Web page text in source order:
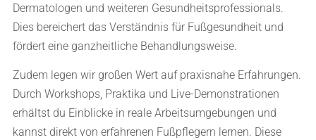
Dermatologen und weiteren Gesundheitsprofessionals.
Dies bereichert das Verständnis für Fußgesundheit und
fördert eine ganzheitliche Behandlungsweise.
Zudem legen wir großen Wert auf praxisnahe Erfahrungen.
Durch Workshops, Praktika und Live-Demonstrationen
erhältst du Einblicke in reale Arbeitsumgebungen und
kannst direkt von erfahrenen Fußpflegern lernen. Diese